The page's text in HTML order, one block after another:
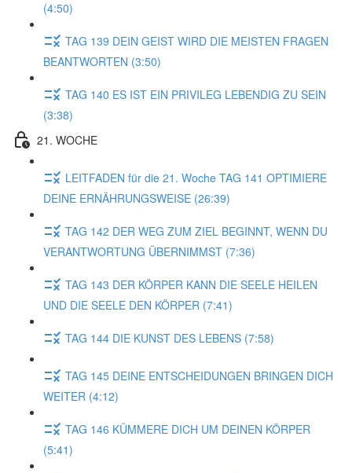
(4:50)
TAG 139 DEIN GEIST WIRD DIE MEISTEN FRAGEN
BEANTWORTEN (3:50)
TAG 140 ES IST EIN PRIVILEG LEBENDIG ZU SEIN
(3:38)
21. WOCHE
LEITFADEN für die 21. Woche TAG 141 OPTIMIERE
DEINE ERNÄHRUNGSWEISE (26:39)
TAG 142 DER WEG ZUM ZIEL BEGINNT, WENN DU
VERANTWORTUNG ÜBERNIMMST (7:36)
TAG 143 DER KÖRPER KANN DIE SEELE HEILEN
UND DIE SEELE DEN KÖRPER (7:41)
TAG 144 DIE KUNST DES LEBENS (7:58)
TAG 145 DEINE ENTSCHEIDUNGEN BRINGEN DICH
WEITER (4:12)
TAG 146 KÜMMERE DICH UM DEINEN KÖRPER
(5:41)